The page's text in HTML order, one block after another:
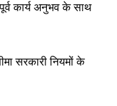
कार्य अनुभव के साथ
सरकारी नियमों के